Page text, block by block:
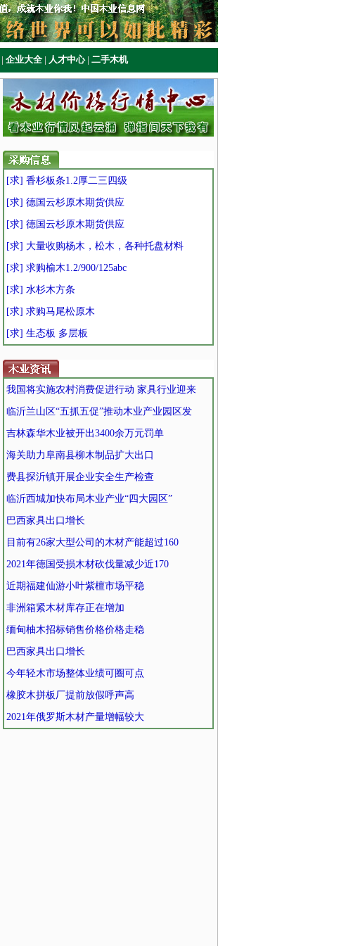
| 企业大全 | 人才中心 | 二手木机
[求] 香杉板条1.2厚二三四级
[求] 德国云杉原木期货供应
[求] 德国云杉原木期货供应
[求] 大量收购杨木，松木，各种托盘材料
[求] 求购榆木1.2/900/125abc
[求] 水杉木方条
[求] 求购马尾松原木
[求] 生态板 多层板
我国将实施农村消费促进行动 家具行业迎来
临沂兰山区“五抓五促”推动木业产业园区发
吉林森华木业被开出3400余万元罚单
海关助力阜南县柳木制品扩大出口
费县探沂镇开展企业安全生产检查
临沂西城加快布局木业产业“四大园区”
巴西家具出口增长
目前有26家大型公司的木材产能超过160
2021年德国受损木材砍伐量减少近170
近期福建仙游小叶紫檀市场平稳
非洲箱紧木材库存正在增加
缅甸柚木招标销售价格价格走稳
巴西家具出口增长
今年轻木市场整体业绩可圈可点
橡胶木拼板厂提前放假呼声高
2021年俄罗斯木材产量增幅较大